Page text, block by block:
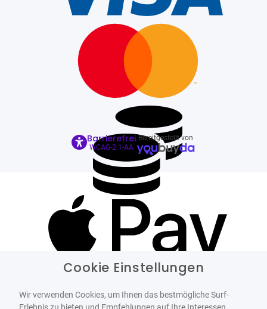
Barrierefrei
WCAG-2.1-AA
Bereitgestellt von
Cookie Einstellungen
Wir verwenden Cookies, um Ihnen das bestmögliche Surf-
Erlebnis zu bieten und Empfehlungen auf Ihre Interessen